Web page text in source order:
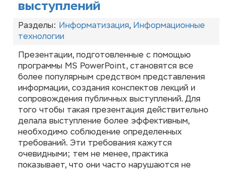
выступлений
Разделы: Информатизация, Информационные
технологии
Презентации, подготовленные с помощью
программы MS PowerPoint, становятся все
более популярным средством представления
информации, создания конспектов лекций и
сопровождения публичных выступлений. Для
того чтобы такая презентация действительно
делала выступление более эффективным,
необходимо соблюдение определенных
требований. Эти требования кажутся
очевидными; тем не менее, практика
показывает, что они часто нарушаются не